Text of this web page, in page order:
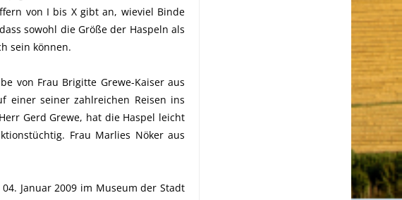
von I bis X gibt an, wieviel Binde
sowohl die Größe der Haspeln als
sein können.
von Frau Brigitte Grewe-Kaiser aus
einer seiner zahlreichen Reisen ins
Gerd Grewe, hat die Haspel leicht
Frau Marlies Nöker aus
Januar 2009 im Museum der Stadt